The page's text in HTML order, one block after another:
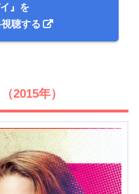
で見る
』を
聴する
2015年）